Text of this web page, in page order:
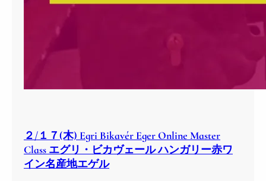
２/１７(木) Egri Bikavér Eger Online Master
Class エグリ・ビカヴェール ハンガリー赤ワ
イン名産地エゲル